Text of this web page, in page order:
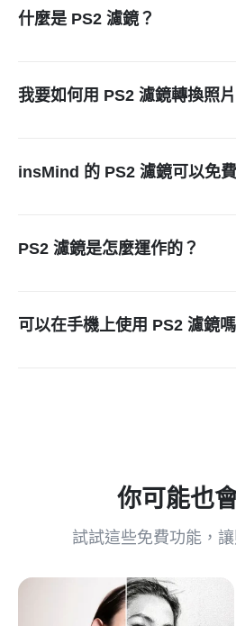
什麼是 PS2 濾鏡？
感。
我要如何用 PS2 濾鏡轉換照片
insMind 的 PS2 濾鏡可以免
PS2 濾鏡是怎麼運作的？
可以在手機上使用 PS2 濾鏡嗎
你可能也
試試這些免費功能，